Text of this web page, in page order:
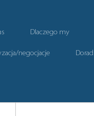
Dlaczego my
negocjacje